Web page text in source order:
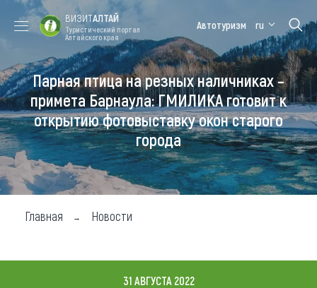
Форум VISIT
ALTAI
Цветение
маральника
Медицинский
форум
Алтайская
зимовка
Туры
Где побывать
Чем заняться
Где остановиться
ВИЗИТАЛТАЙ
Туристический портал
Алтайского края
Автотуризм ru
Парная птица на резных наличниках –
примета Барнаула: ГМИЛИКА готовит к
открытию фотовыставку окон старого
города
Главная Новости
31 АВГУСТА 2022